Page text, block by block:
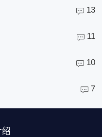
13
11
10
7
绍